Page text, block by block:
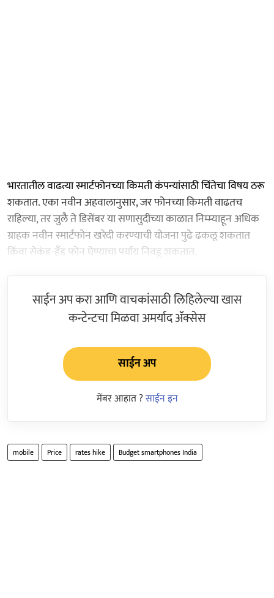
भारतातील वाढत्या स्मार्टफोनच्या किमती कंपन्यांसाठी चिंतेचा विषय ठरू
शकतात. एका नवीन अहवालानुसार, जर फोनच्या किमती वाढतच
राहिल्या, तर जुलै ते डिसेंबर या सणासुदीच्या काळात निम्म्याहून अधिक
ग्राहक नवीन स्मार्टफोन खरेदी करण्याची योजना पुढे ढकलू शकतात
किंवा सेकंड-हँड फोन घेण्याचा पर्याय निवडू शकतात.
साईन अप करा आणि वाचकांसाठी लिहिलेल्या खास
कन्टेन्टचा मिळवा अमर्याद ॲक्सेस
साईन अप
मेंबर आहात ?साईन इन
mobile Price rates hike Budget smartphones India